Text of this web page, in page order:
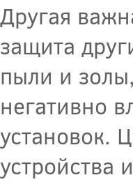
Другая
защита
пыли и
негативно
установок.
устройства